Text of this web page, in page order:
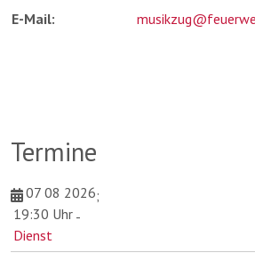
E-Mail:
Termine
07 08 2026;
19:30 Uhr -
Dienst